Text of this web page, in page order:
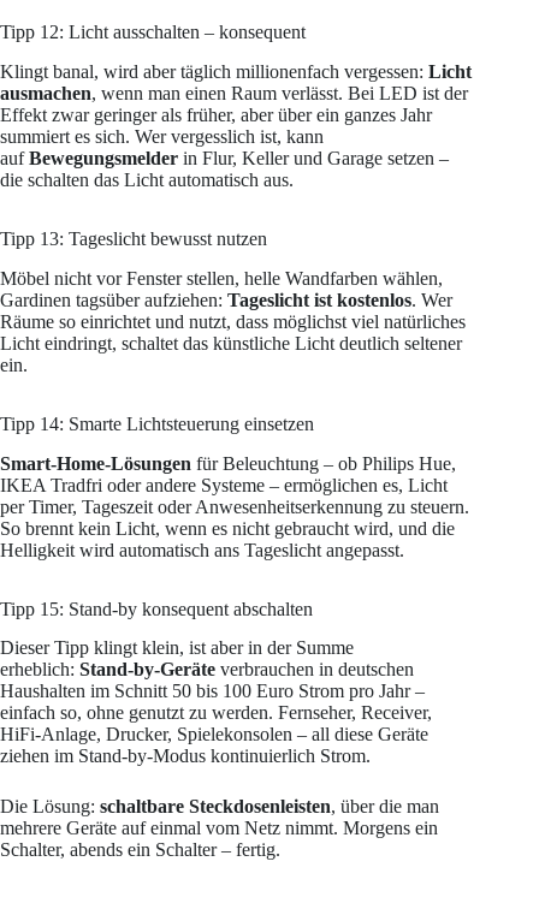
Tipp 12: Licht ausschalten – konsequent
Klingt banal, wird aber täglich millionenfach vergessen: Licht
ausmachen, wenn man einen Raum verlässt. Bei LED ist der
Effekt zwar geringer als früher, aber über ein ganzes Jahr
summiert es sich. Wer vergesslich ist, kann
aufBewegungsmelder in Flur, Keller und Garage setzen –
die schalten das Licht automatisch aus.
Tipp 13: Tageslicht bewusst nutzen
Möbel nicht vor Fenster stellen, helle Wandfarben wählen,
Gardinen tagsüber aufziehen: Tageslicht ist kostenlos. Wer
Räume so einrichtet und nutzt, dass möglichst viel natürliches
Licht eindringt, schaltet das künstliche Licht deutlich seltener
ein.
Tipp 14: Smarte Lichtsteuerung einsetzen
Smart-Home-Lösungen für Beleuchtung – ob Philips Hue,
IKEA Tradfri oder andere Systeme – ermöglichen es, Licht
per Timer, Tageszeit oder Anwesenheitserkennung zu steuern.
So brennt kein Licht, wenn es nicht gebraucht wird, und die
Helligkeit wird automatisch ans Tageslicht angepasst.
Tipp 15: Stand-by konsequent abschalten
Dieser Tipp klingt klein, ist aber in der Summe
erheblich: Stand-by-Geräte verbrauchen in deutschen
Haushalten im Schnitt 50 bis 100 Euro Strom pro Jahr –
einfach so, ohne genutzt zu werden. Fernseher, Receiver,
HiFi-Anlage, Drucker, Spielekonsolen – all diese Geräte
ziehen im Stand-by-Modus kontinuierlich Strom.
Die Lösung: schaltbare Steckdosenleisten, über die man
mehrere Geräte auf einmal vom Netz nimmt. Morgens ein
Schalter, abends ein Schalter – fertig.